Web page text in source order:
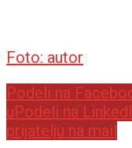
Foto: autor
Podeli na
uPodeli na
prijatelju na mail